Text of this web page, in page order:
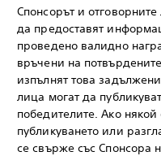
Спонсорът и
да предоставят
проведено валидно
връчени на
изпълнят това
лица могат да
победителите. Ако
публикуването или
се свърже със Спонсора